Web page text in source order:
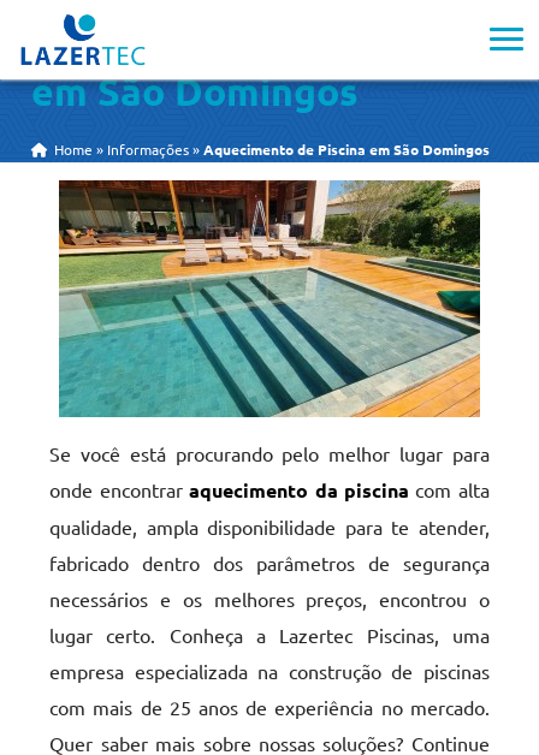
Aquecimento de Piscina
em São Domingos
Home » Informações »Aquecimento de Piscina em São Domingos
Se você está procurando pelo melhor lugar para
onde encontraraquecimento da piscina com alta
qualidade, ampla disponibilidade para te atender,
fabricado dentro dos parâmetros de segurança
necessários e os melhores preços, encontrou o
lugar certo. Conheça a Lazertec Piscinas, uma
empresa especializada na construção de piscinas
com mais de 25 anos de experiência no mercado.
Quer saber mais sobre nossas soluções? Continue